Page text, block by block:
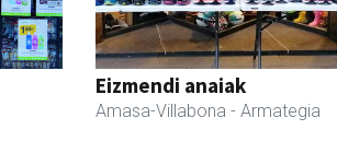
Eizmendi anaiak
Amasa-Villabona - Armategia